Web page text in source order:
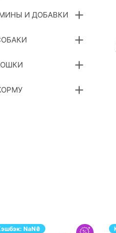
И ДОБАВКИ
NaN₴